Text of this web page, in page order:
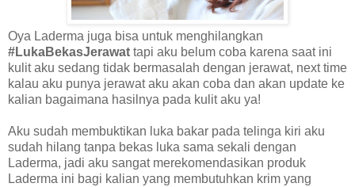
Oya Laderma juga bisa untuk menghilangkan
#LukaBekasJerawat tapi aku belum coba karena saat ini
kulit aku sedang tidak bermasalah dengan jerawat, next time
kalau aku punya jerawat aku akan coba dan akan update ke
kalian bagaimana hasilnya pada kulit aku ya!
Aku sudah membuktikan luka bakar pada telinga kiri aku
sudah hilang tanpa bekas luka sama sekali dengan
Laderma, jadi aku sangat merekomendasikan produk
Laderma ini bagi kalian yang membutuhkan krim yang